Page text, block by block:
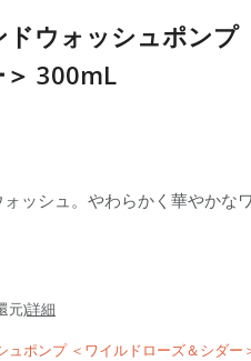
ウォッシュポンプ
300mL
ッシュ。やわらかく華やかな
元)詳細
ポンプ ＜ワイルドローズ＆シダー